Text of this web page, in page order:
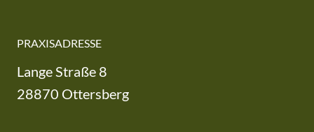
PRAXISADRESSE
Lange Straße 8
28870 Ottersberg